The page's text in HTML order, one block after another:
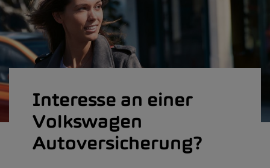
Interesse an einer
Volkswagen
Autoversicherung?